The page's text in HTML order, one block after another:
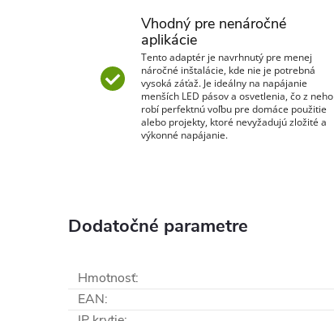
Vhodný pre nenáročné
aplikácie
Tento adaptér je navrhnutý pre menej
náročné inštalácie, kde nie je potrebná
vysoká záťaž. Je ideálny na napájanie
menších LED pásov a osvetlenia, čo z neho
robí perfektnú voľbu pre domáce použitie
alebo projekty, ktoré nevyžadujú zložité a
výkonné napájanie.
Dodatočné parametre
Hmotnosť:
EAN: